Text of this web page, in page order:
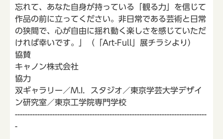
忘れて、あなた自身が持っている「観る力」を信じて
作品の前に立ってください。非日常である芸術と日常
の狭間で、心が自由に揺れ動く楽しさを感じていただ
ければ幸いです。」（「Art-Full」展チラシより）
協賛
キャノン株式会社
協力
双ギャラリー／M.I．スタジオ／東京学芸大学デザイ
ン研究室／東京工学院専門学校
-----------------------------------------------------------------------------
-